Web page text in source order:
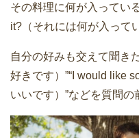
その料理に何が入ってい
it?（それには何が入って
自分の好みも交えて聞き
好きです）”“I would like
いいです）”などを質問の